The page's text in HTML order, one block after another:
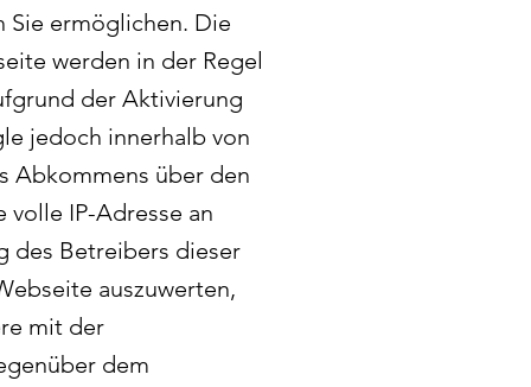
Sie ermöglichen. Die
werden in der Regel
der Aktivierung
jedoch innerhalb von
Abkommens über den
IP-Adresse an
des Betreibers dieser
auszuwerten,
mit der
dem